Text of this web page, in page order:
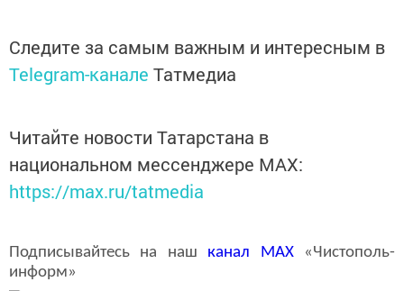
Следите за самым важным и интересным в
Telegram-канале Татмедиа
Читайте новости Татарстана в
национальном мессенджере MАХ:
https://max.ru/tatmedia
Подписывайтесь на наш канал MAX«Чистополь-
информ»